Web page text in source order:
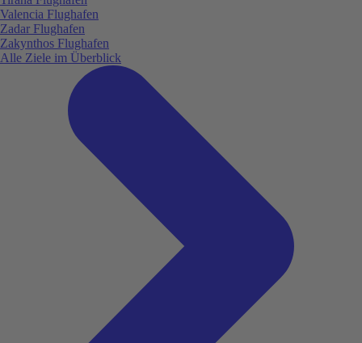
Valencia Flughafen
Zadar Flughafen
Zakynthos Flughafen
Alle Ziele im Überblick